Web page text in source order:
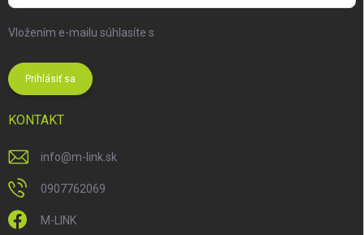
Vložením e-mailu súhlasíte s
Prihlásiť sa
KONTAKT
info@m-link.sk
0907762069
M-LINK